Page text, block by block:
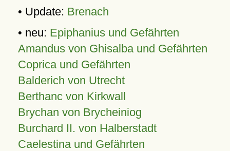
• Update: Brenach
• neu: Epiphanius und Gefährten
Amandus von Ghisalba und Gefährten
Coprica und Gefährten
Balderich von Utrecht
Berthanc von Kirkwall
Brychan von Brycheiniog
Burchard II. von Halberstadt
Caelestina und Gefährten